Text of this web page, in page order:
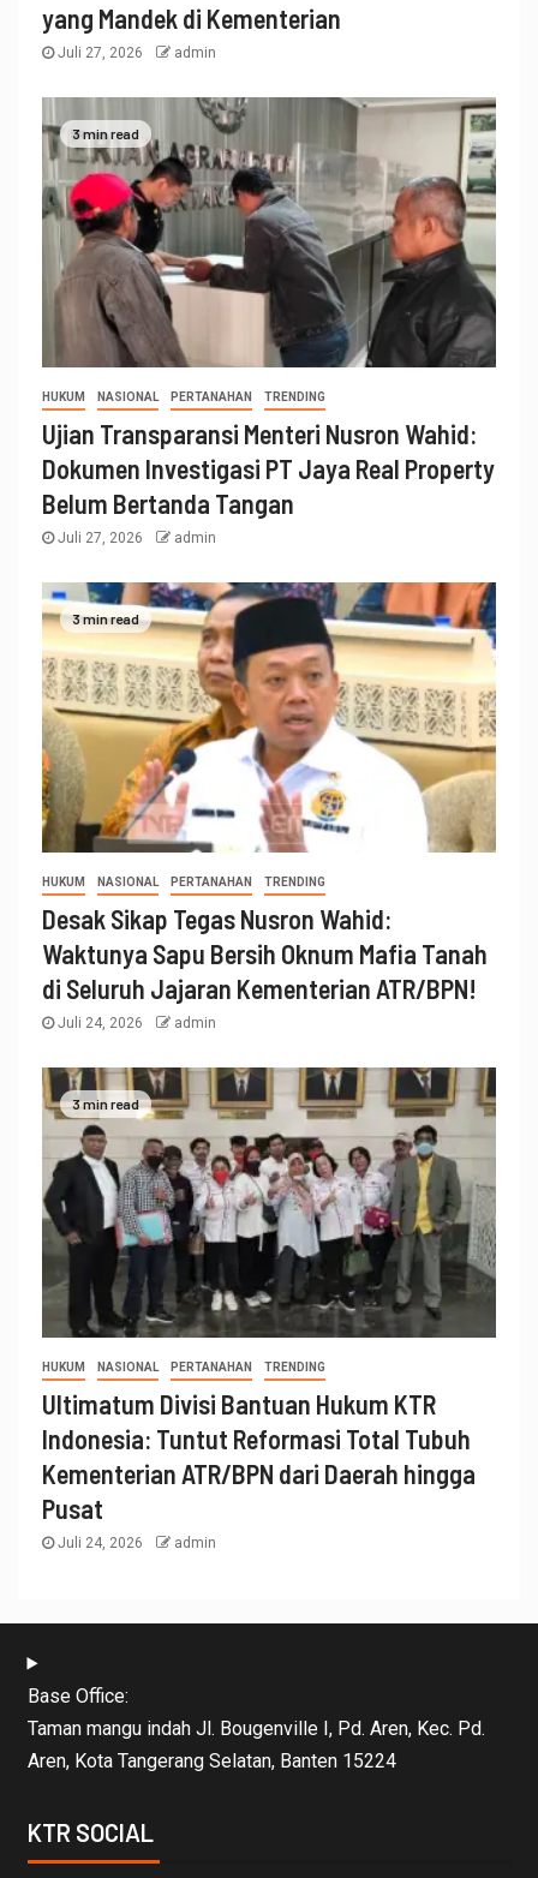
yang Mandek di Kementerian
Juli 27, 2026 admin
3 min read
HUKUM NASIONAL PERTANAHAN TRENDING
Ujian Transparansi Menteri Nusron Wahid:
Dokumen Investigasi PT Jaya Real Property
Belum Bertanda Tangan
Juli 27, 2026 admin
3 min read
HUKUM NASIONAL PERTANAHAN TRENDING
Desak Sikap Tegas Nusron Wahid:
Waktunya Sapu Bersih Oknum Mafia Tanah
di Seluruh Jajaran Kementerian ATR/BPN!
Juli 24, 2026 admin
3 min read
HUKUM NASIONAL PERTANAHAN TRENDING
Ultimatum Divisi Bantuan Hukum KTR
Indonesia: Tuntut Reformasi Total Tubuh
Kementerian ATR/BPN dari Daerah hingga
Pusat
Juli 24, 2026 admin
Base Office:
Taman mangu indah Jl. Bougenville I, Pd. Aren, Kec. Pd.
Aren, Kota Tangerang Selatan, Banten 15224
KTR SOCIAL